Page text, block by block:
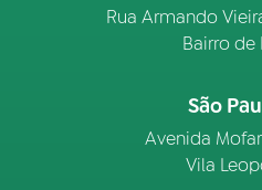
Rua Armando
Bairro de
São
Avenida
Vila